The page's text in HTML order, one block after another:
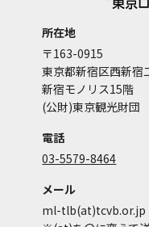
所在地
〒163-0915
東京都新宿区西新宿
新宿モノリス15階
(公財)東京観光財団
電話
03-5579-8464
メール
ml-tlb(at)tcvb.or.jp